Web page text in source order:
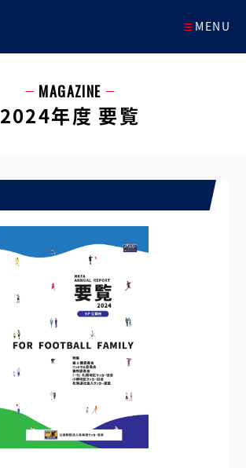
MENU
MAGAZINE
2024年度 要覧